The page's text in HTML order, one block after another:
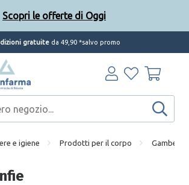
gratuite da 49,90 *salvo promo
e igiene Prodotti per il corpo Gambe
Scopri le offerte di Oggi